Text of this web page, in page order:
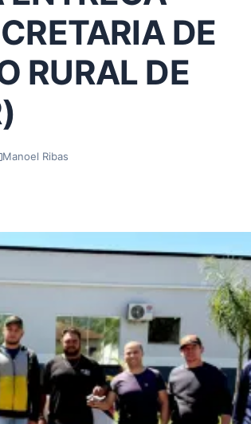
DE
RURAL DE
Manoel Ribas